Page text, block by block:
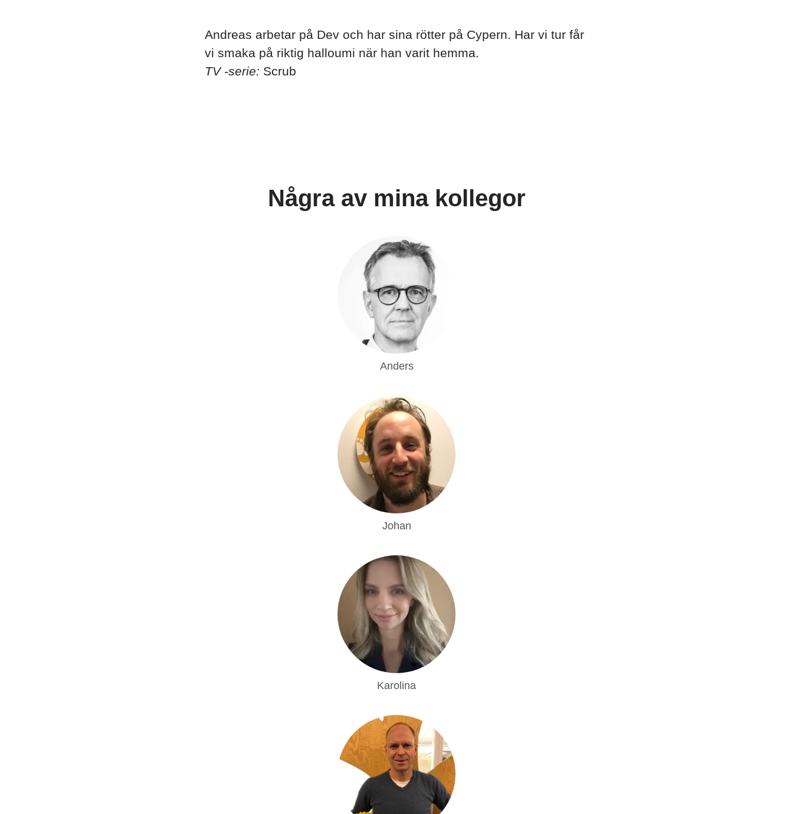
Andreas arbetar på Dev och har sina rötter på Cypern. Har vi tur får
vi smaka på riktig halloumi när han varit hemma.
TV -serie: Scrub
Några av mina kollegor
Anders
Johan
Karolina